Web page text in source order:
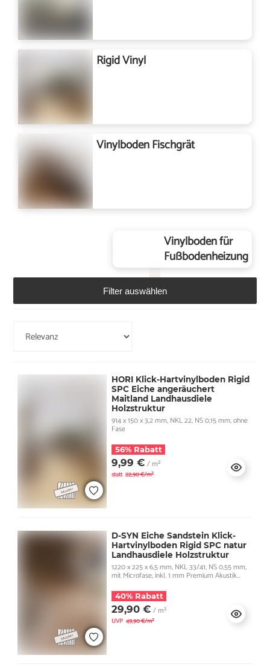
Rigid Vinyl
Vinylboden Fischgrät
Vinylboden für
Fußbodenheizung
Filter auswählen
HORI Klick-Hartvinylboden Rigid
SPC Eiche angeräuchert
Maitland Landhausdiele
Holzstruktur
914 x 150 x 3,2 mm, NKL 22, NS 0,15 mm, ohne
Fase
56% Rabatt
9,99 € / m²
statt 22,90 €/m²
D-SYN Eiche Sandstein Klick-
Hartvinylboden Rigid SPC natur
Landhausdiele Holzstruktur
1220 x 225 x 6,5 mm, NKL 33/41, NS 0,55 mm,
mit Microfase, inkl. 1 mm Premium Akustik
40% Rabatt
29,90 € / m²
UVP 49,90 €/m²